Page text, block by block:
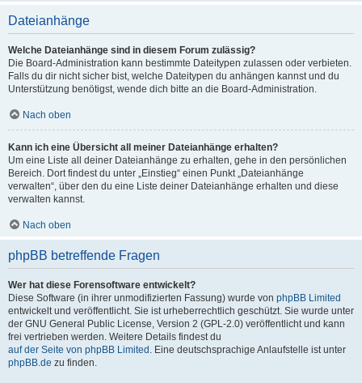
Dateianhänge
Welche Dateianhänge sind in diesem Forum zulässig?
Die Board-Administration kann bestimmte Dateitypen zulassen oder verbieten.
Falls du dir nicht sicher bist, welche Dateitypen du anhängen kannst und du
Unterstützung benötigst, wende dich bitte an die Board-Administration.
Nach oben
Kann ich eine Übersicht all meiner Dateianhänge erhalten?
Um eine Liste all deiner Dateianhänge zu erhalten, gehe in den persönlichen
Bereich. Dort findest du unter „Einstieg“ einen Punkt „Dateianhänge
verwalten“, über den du eine Liste deiner Dateianhänge erhalten und diese
verwalten kannst.
Nach oben
phpBB betreffende Fragen
Wer hat diese Forensoftware entwickelt?
Diese Software (in ihrer unmodifizierten Fassung) wurde von phpBB Limited
entwickelt und veröffentlicht. Sie ist urheberrechtlich geschützt. Sie wurde unter
der GNU General Public License, Version 2 (GPL-2.0) veröffentlicht und kann
frei vertrieben werden. Weitere Details findest du
auf der Seite von phpBB Limited . Eine deutschsprachige Anlaufstelle ist unter
phpBB.de zu finden.